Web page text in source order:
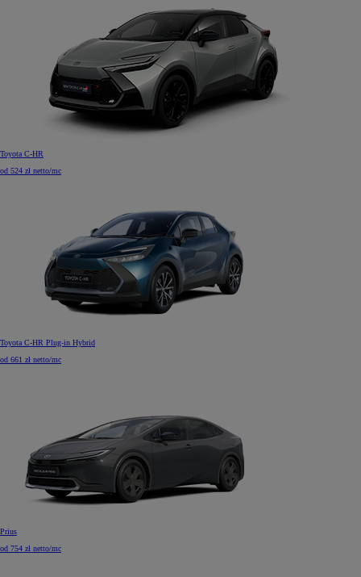
Toyota C-HR
od 524 zł netto/mc
Toyota C-HR Plug-in Hybrid
od 661 zł netto/mc
Prius
od 754 zł netto/mc